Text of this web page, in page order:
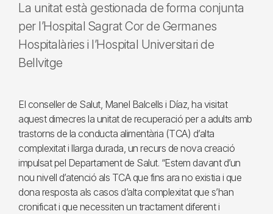
La unitat està gestionada de forma conjunta
per l’Hospital Sagrat Cor de Germanes
Hospitalàries i l’Hospital Universitari de
Bellvitge
El conseller de Salut, Manel Balcells i Díaz, ha visitat
aquest dimecres la unitat de recuperació per a adults amb
trastorns de la conducta alimentària (TCA) d’alta
complexitat i llarga durada, un recurs de nova creació
impulsat pel Departament de Salut. “Estem davant d’un
nou nivell d’atenció als TCA que fins ara no existia i que
dona resposta als casos d’alta complexitat que s’han
cronificat i que necessiten un tractament diferent i